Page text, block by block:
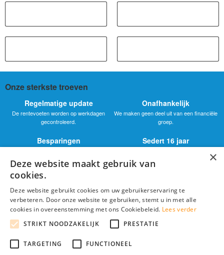
Onze sterkste troeven
Regelmatige update
De rentevoeten worden op werkdagen
gecontroleerd.
Onafhankelijk
We maken geen deel uit van een financiële
groep.
Besparingen
autolening.
Sedert 16 jaar
Duidelijkheid
Analysefiches
Elke bank heeft zijn fiche met zijn
© 2026 Beste-Autolening.be : Vind de goekoopste autokrediet voor uw tweedehands of
×
Deze website maakt gebruik van
cookies.
Deze website gebruikt cookies om uw gebruikerservaring te
verbeteren. Door onze website te gebruiken, stemt u in met alle
cookies in overeenstemming met ons Cookiebeleid. Lees verder
STRIKT NOODZAKELIJK
PRESTATIE
TARGETING FUNCTIONEEL